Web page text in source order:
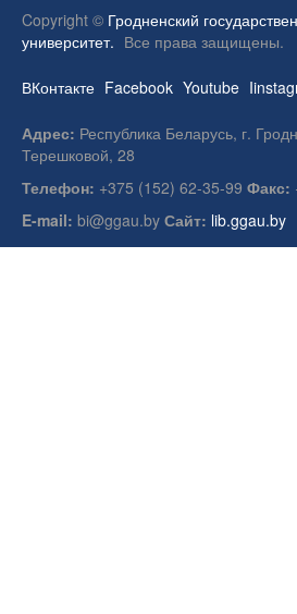
Copyright © Гродненский
университет. Все права защищены.
ВКонтакте Facebook Youtube
Адрес: Республика Беларусь, г.
Терешковой, 28
Телефон: +375 (152) 62-35-99 Факс:
E-mail: bi@ggau.by Сайт: lib.ggau.by